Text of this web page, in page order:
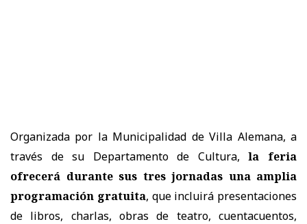
Organizada por la Municipalidad de Villa Alemana, a
través de su Departamento de Cultura,
la feria
ofrecerá durante sus tres jornadas una amplia
programación gratuita, que incluirá presentaciones
de libros, charlas, obras de teatro, cuentacuentos,